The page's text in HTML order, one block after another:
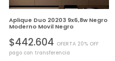
Aplique Duo 20203 9x6,8w Negro
Moderno Movil Negro
$442.604 OFERTA 20% OFF
pago con transferencia